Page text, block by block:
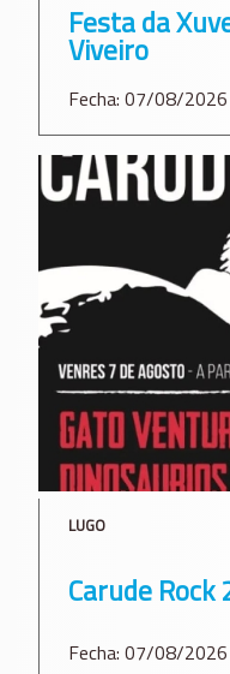
Festa da
Viveiro
Fecha: 07/08/
LUGO
Carude Rock
Fecha: 07/08/